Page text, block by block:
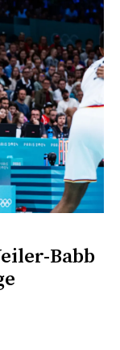
Babb